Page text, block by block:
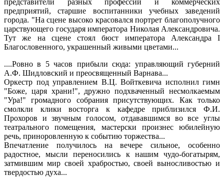
предприятий, старшие воспитанники учебных заведений
города. "На сцене высоко красовался портрет благополучного
царствующего государя императора Николая Александровича.
Тут же на сцене стоял бюст императора Александра I
Благословенного, украшенный живыми цветами...
....Ровно в 5 часов прибыли сюда: управляющий губерний
А.Ф. Шидловский и преосвященный Варнава...
Оркестр под управлением В.Ц. Войткевича исполнил гимн
"Боже, царя храни!", дружно подхваченный несмолкаемым
"Ура!" громадного собрания присутствующих. Как только
смолкли клики восторга к кафедре приблизился Ф.И.
Прохоров и звучным голосом, отдававшимся во все углы
театрального помещения, мастерски произнес юбилейную
речь, приноровленную к событию торжества...
Впечатление получилось на вечере сильное, особенно
радостное, мысли переносились к нашим чудо-богатырям,
затмившим мир своей храбростью, своей выносливостью и
твердостью духа...